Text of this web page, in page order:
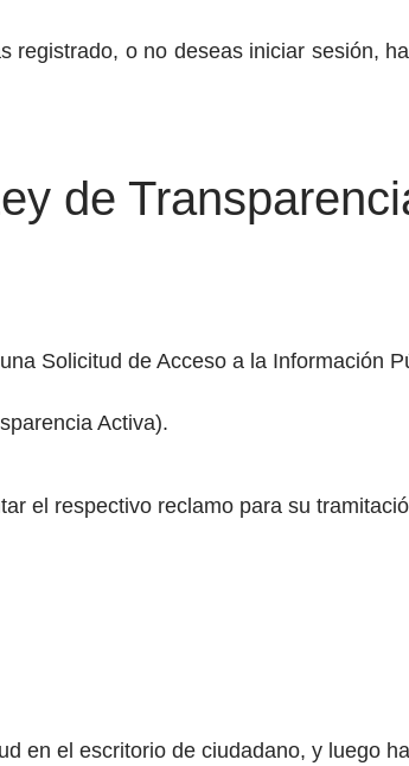
registrado, o no deseas iniciar sesión,
de
Solicitud de Acceso a la Información
Activa).
el respectivo reclamo para su
en el escritorio de ciudadano, y luego